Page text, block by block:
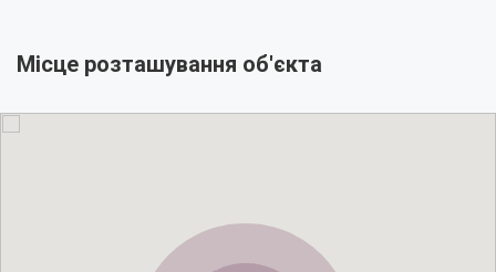
Місце розташування об'єкта